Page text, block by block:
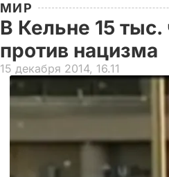
МИР
В Кельне 15
против нацизма
15 декабря 2014, 16.11